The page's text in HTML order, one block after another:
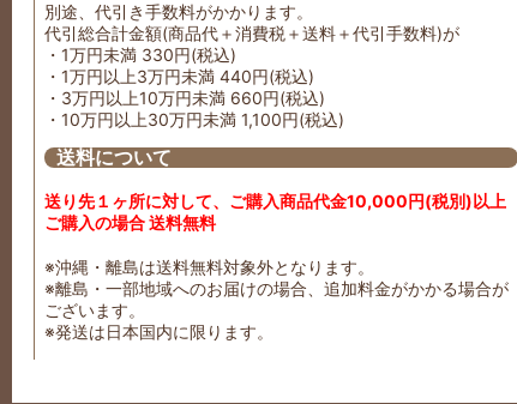
別途、代引き手数料がかかります。
代引総合計金額(商品代＋消費税＋送料＋代引手数料)が
・1万円未満 330円(税込)
・1万円以上3万円未満 440円(税込)
・3万円以上10万円未満 660円(税込)
・10万円以上30万円未満 1,100円(税込)
送料について
送り先１ヶ所に対して、ご購入商品代金10,000円(税別)以上
ご購入の場合 送料無料
※沖縄・離島は送料無料対象外となります。
※離島・一部地域へのお届けの場合、追加料金がかかる場合が
ございます。
※発送は日本国内に限ります。